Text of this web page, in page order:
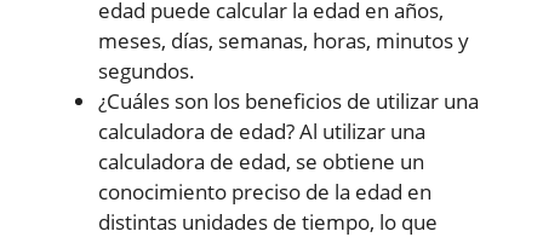
edad puede calcular la edad en años,
meses, días, semanas, horas, minutos y
segundos.
¿Cuáles son los beneficios de utilizar una
calculadora de edad? Al utilizar una
calculadora de edad, se obtiene un
conocimiento preciso de la edad en
distintas unidades de tiempo, lo que